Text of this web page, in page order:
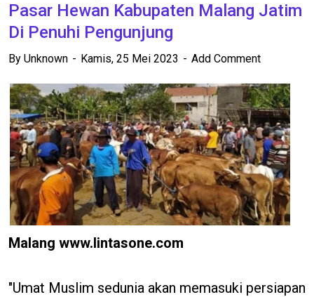
Pasar Hewan Kabupaten Malang Jatim
Di Penuhi Pengunjung
By Unknown Kamis, 25 Mei 2023 Add Comment
Malang www.lintasone.com
"Umat ​​Muslim sedunia akan memasuki persiapan